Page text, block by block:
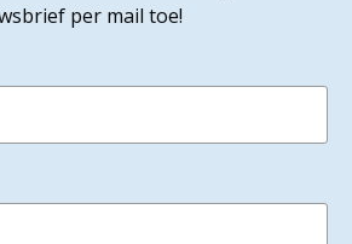
per mail toe!